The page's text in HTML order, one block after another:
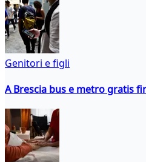
Genitori e figli
A Brescia bus e metro gratis